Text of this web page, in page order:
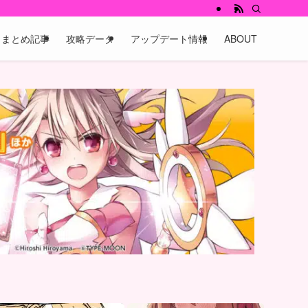
まとめ記事 攻略データ アップデート情報 ABOUT